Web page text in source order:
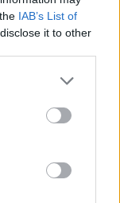
IAB’s List of
it to other
or more Google
may click to
party tags to
in below Google